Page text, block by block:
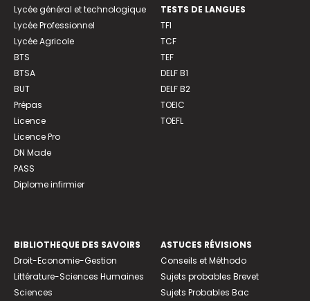
Lycée général et technologique
Lycée Professionnel
Lycée Agricole
BTS
BTSA
BUT
Prépas
Licence
Licence Pro
DN Made
PASS
Diplome infirmier
TESTS DE LANGUES
TFI
TCF
TEF
DELF B1
DELF B2
TOEIC
TOEFL
BIBLIOTHEQUE DES SAVOIRS
Droit-Economie-Gestion
Littérature-Sciences Humaines
Sciences
ASTUCES RÉVISIONS
Conseils et Méthodo
Sujets probables Brevet
Sujets Probables Bac